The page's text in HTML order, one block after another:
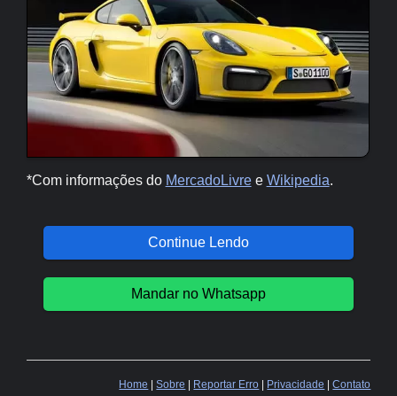
*Com informações do MercadoLivree Wikipedia.
Continue Lendo
Mandar no Whatsapp
Home |Sobre | Reportar Erro | Privacidade |Contato